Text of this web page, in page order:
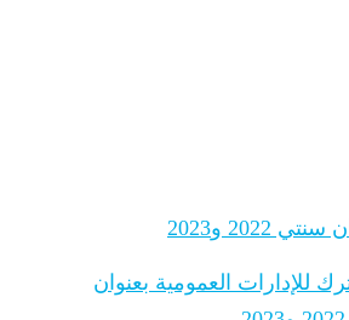
و2023
للإدارات العمومية بعنوان